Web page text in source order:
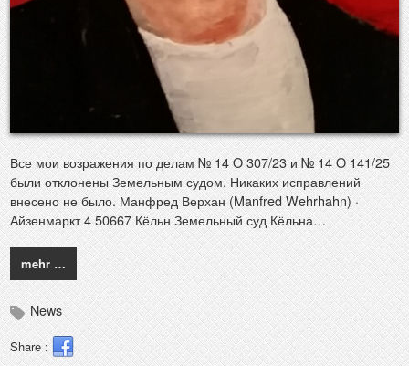
Все мои возражения по делам № 14 O 307/23 и № 14 O 141/25
были отклонены Земельным судом. Никаких исправлений
внесено не было. Манфред Верхан (Manfred Wehrhahn) ·
Айзенмаркт 4 50667 Кёльн Земельный суд Кёльна…
mehr …
News
Share :